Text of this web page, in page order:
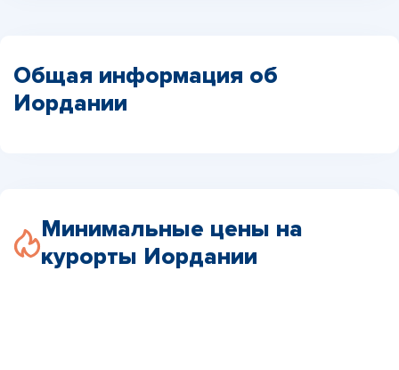
Общая информация об
Иордании
Минимальные цены на
курорты Иордании